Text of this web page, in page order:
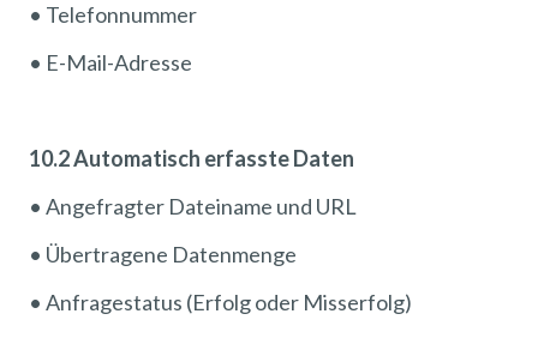
• Telefonnummer
• E-Mail-Adresse
10.2 Automatisch erfasste Daten
• Angefragter Dateiname und URL
• Übertragene Datenmenge
• Anfragestatus (Erfolg oder Misserfolg)